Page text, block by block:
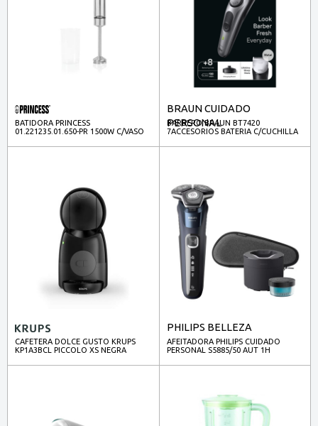
BATIDORA PRINCESS
01.221235.01.650-PR 1500W C/VASO
BRAUN CUIDADO
PERSONAL
BARBERO BRAUN BT7420
7ACCESORIOS BATERIA C/CUCHILLA
CAFETERA DOLCE GUSTO KRUPS
KP1A3BCL PICCOLO XS NEGRA
PHILIPS BELLEZA
AFEITADORA PHILIPS CUIDADO
PERSONAL S5885/50 AUT 1H